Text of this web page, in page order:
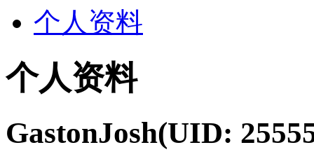
个人资料
个人资料
GastonJosh(UID: